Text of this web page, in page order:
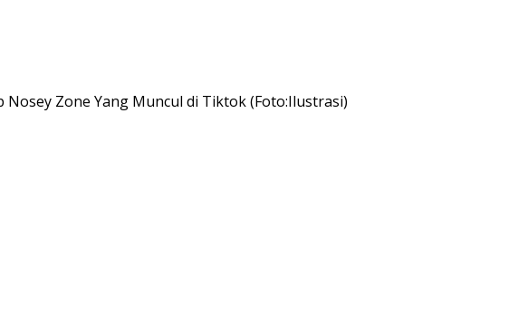
Zone Yang Muncul di Tiktok (Foto:Ilustrasi)